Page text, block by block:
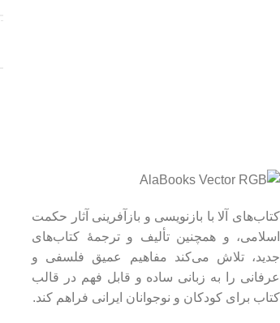
کتاب‌های آلا با بازنویسی و بازآفرینی آثار حکمت
اسلامی، و همچنین تألیف و ترجمۀ کتاب‌های
جدید، تلاش می‌کند مفاهیم عمیق فلسفی و
عرفانی را به زبانی ساده و قابل فهم در قالب
کتاب برای کودکان و نوجوانان ایرانی فراهم کند.